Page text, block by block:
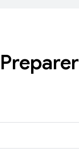
Preparer